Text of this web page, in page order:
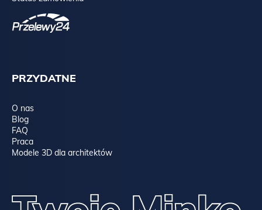
PRZYDATNE
O nas
Blog
FAQ
Praca
Modele 3D dla architektów